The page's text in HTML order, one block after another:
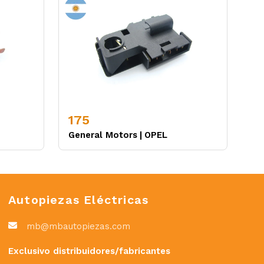
175
General Motors | OPEL
Autopiezas Eléctricas
mb@mbautopiezas.com
Exclusivo distribuidores/fabricantes